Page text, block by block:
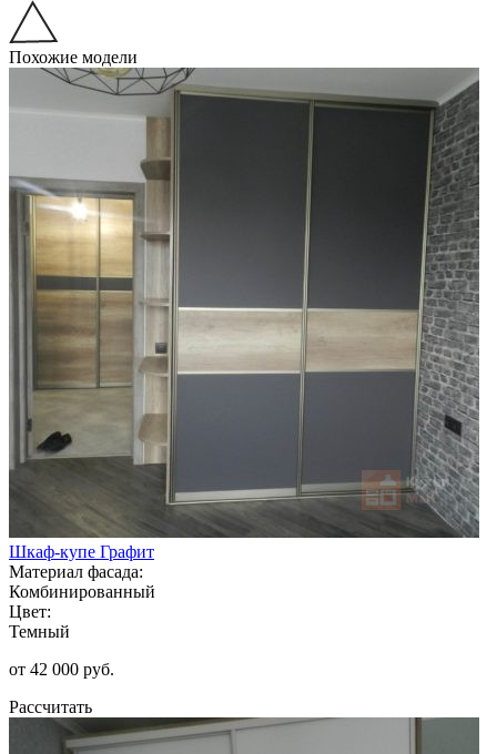
Похожие модели
Шкаф-купе Графит
Материал фасада:
Комбинированный
Цвет:
Темный
от 42 000 руб.
Рассчитать